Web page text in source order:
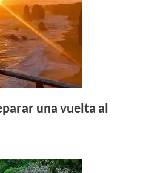
una vuelta al